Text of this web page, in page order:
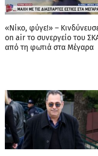
«Νίκο, φύγε!» –
on air το συνεργείο του
από τη φωτιά στα Μέγαρα